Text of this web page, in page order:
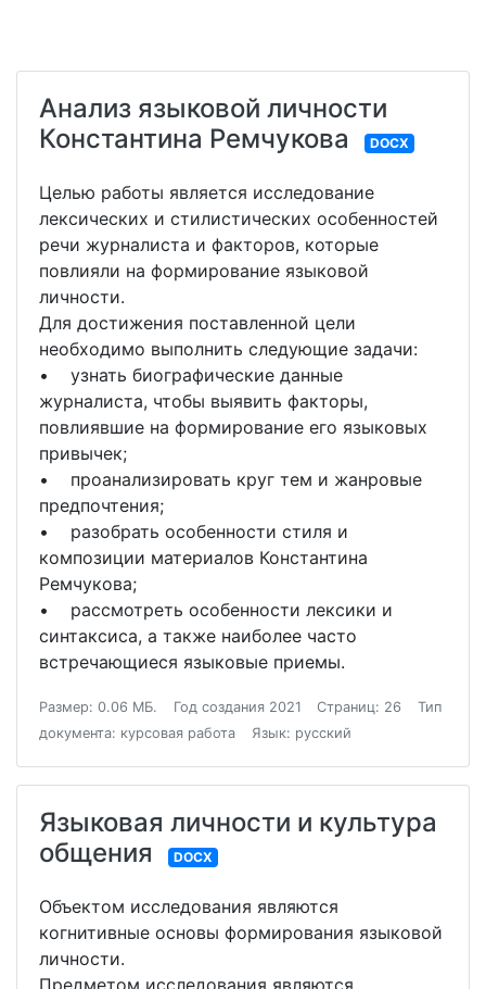
Анализ языковой личности
Константина Ремчукова
DOCX
Целью работы является исследование
лексических и стилистических особенностей
речи журналиста и факторов, которые
повлияли на формирование языковой
личности.
Для достижения поставленной цели
необходимо выполнить следующие задачи:
• узнать биографические данные
журналиста, чтобы выявить факторы,
повлиявшие на формирование его языковых
привычек;
• проанализировать круг тем и жанровые
предпочтения;
• разобрать особенности стиля и
композиции материалов Константина
Ремчукова;
• рассмотреть особенности лексики и
синтаксиса, а также наиболее часто
встречающиеся языковые приемы.
Размер: 0.06 МБ. Год создания 2021 Страниц: 26
Тип
документа: курсовая работа
Язык: русский
Языковая личности и культура
общения
DOCX
Объектом исследования являются
когнитивные основы формирования языковой
личности.